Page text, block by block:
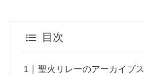
目次
聖火リレーのアーカイブス